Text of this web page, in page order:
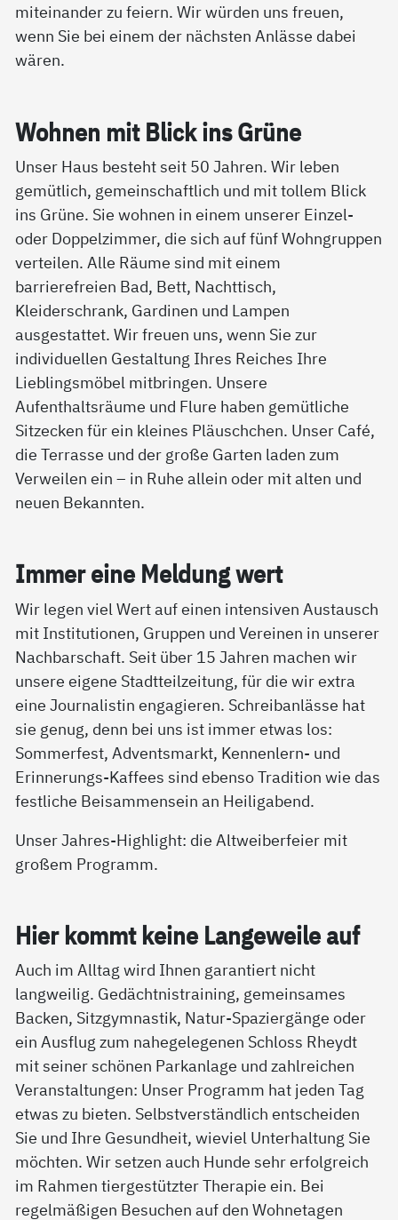
miteinander zu feiern. Wir würden uns freuen,
wenn Sie bei einem der nächsten Anlässe dabei
wären.
Woh­nen mit Blick ins Grü­ne
Unser Haus besteht seit 50 Jahren. Wir leben
gemütlich, gemeinschaftlich und mit tollem Blick
ins Grüne. Sie wohnen in einem unserer Einzel-
oder Doppelzimmer, die sich auf fünf Wohngruppen
verteilen. Alle Räume sind mit einem
barrierefreien Bad, Bett, Nachttisch,
Kleiderschrank, Gardinen und Lampen
ausgestattet. Wir freuen uns, wenn Sie zur
individuellen Gestaltung Ihres Reiches Ihre
Lieblingsmöbel mitbringen. Unsere
Aufenthaltsräume und Flure haben gemütliche
Sitzecken für ein kleines Pläuschchen. Unser Café,
die Terrasse und der große Garten laden zum
Verweilen ein – in Ruhe allein oder mit alten und
neuen Bekannten.
Im­mer ei­ne Mel­dung wert
Wir legen viel Wert auf einen intensiven Austausch
mit Institutionen, Gruppen und Vereinen in unserer
Nachbarschaft. Seit über 15 Jahren machen wir
unsere eigene Stadtteilzeitung, für die wir extra
eine Journalistin engagieren. Schreibanlässe hat
sie genug, denn bei uns ist immer etwas los:
Sommerfest, Adventsmarkt, Kennenlern- und
Erinnerungs-Kaffees sind ebenso Tradition wie das
festliche Beisammensein an Heiligabend.
Unser Jahres-Highlight: die Altweiberfeier mit
großem Programm.
Hier kommt kei­ne Lan­ge­wei­le auf
Auch im Alltag wird Ihnen garantiert nicht
langweilig. Gedächtnistraining, gemeinsames
Backen, Sitzgymnastik, Natur-Spaziergänge oder
ein Ausflug zum nahegelegenen Schloss Rheydt
mit seiner schönen Parkanlage und zahlreichen
Veranstaltungen: Unser Programm hat jeden Tag
etwas zu bieten. Selbstverständlich entscheiden
Sie und Ihre Gesundheit, wieviel Unterhaltung Sie
möchten. Wir setzen auch Hunde sehr erfolgreich
im Rahmen tiergestützter Therapie ein. Bei
regelmäßigen Besuchen auf den Wohnetagen